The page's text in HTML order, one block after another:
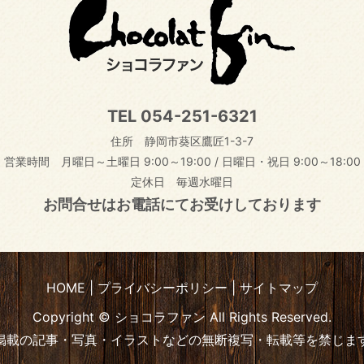
TEL 054-251-6321
住所 静岡市葵区鷹匠1-3-7
営業時間 月曜日～土曜日 9:00～19:00 / 日曜日・祝日 9:00～18:00
定休日 毎週水曜日
お問合せはお電話にてお受けしております
HOME プライバシーポリシー
サイトマップ
Copyright © ショコラファン All Rights Reserved.
載の記事・写真・イラストなどの無断複写・転載等を禁じま